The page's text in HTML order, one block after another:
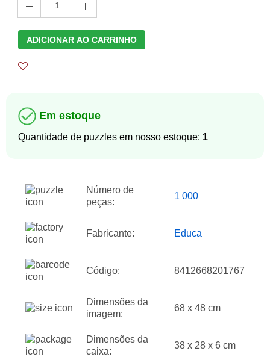
1
ADICIONAR AO CARRINHO
Em estoque
Quantidade de puzzles em nosso estoque: 1
Número de
peças:
1 000
Fabricante: Educa
Código: 8412668201767
Dimensões da
imagem:
68 x 48 cm
Dimensões da
caixa:
38 x 28 x 6 cm